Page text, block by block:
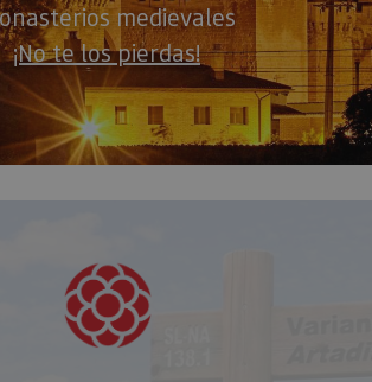
medievales
¡No te los pierdas!